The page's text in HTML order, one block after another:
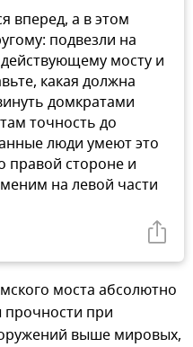
вперед, а в этом
подвезли на
мосту и
какая должна
домкратами
точность до
люди умеют это
правой стороне и
на левой части
моста абсолютно
при
выше мировых,